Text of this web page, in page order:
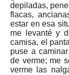
depiladas,
flacas,
estar en esa
me levanté y
camisa, el
puse a
de verme; me
verme las